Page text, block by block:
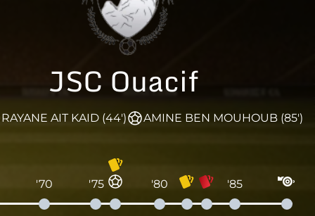
JSC Ouacif
RAYANE AIT KAID (44') AMINE BEN MOUHOUB (85')
'70 '75 '80 '85